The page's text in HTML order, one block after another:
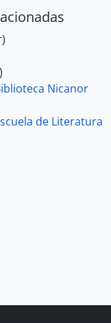
Nicanor
de Literatura